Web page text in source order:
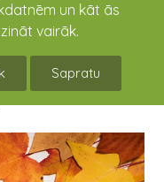
un kāt ās
vairāk.
Sapratu
!
- 17:00